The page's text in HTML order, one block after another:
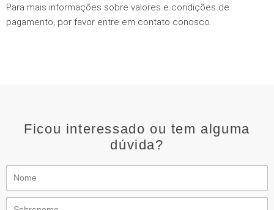
Para mais informações sobre valores e condições de
pagamento, por favor entre em contato conosco.
Ficou interessado ou tem alguma
dúvida?
Nome
Sobrenome